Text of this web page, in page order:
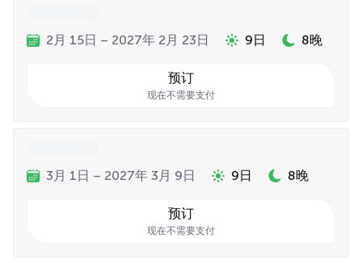
2月 15日 – 2027年 2月 23日 9日 8晚
预订
现在不需要支付
3月 1日 – 2027年 3月 9日 9日 8晚
预订
现在不需要支付